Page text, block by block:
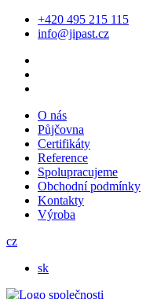
+420 495 215 115
info@jipast.cz
O nás
Půjčovna
Certifikáty
Reference
Spolupracujeme
Obchodní podmínky
Kontakty
Výroba
cz
sk